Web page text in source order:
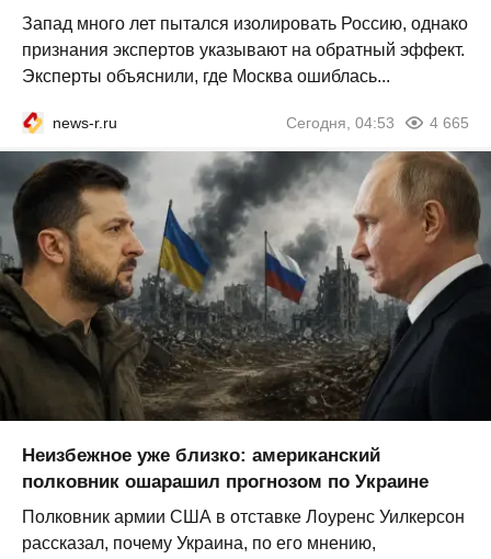
Запад много лет пытался изолировать Россию, однако
признания экспертов указывают на обратный эффект.
Эксперты объяснили, где Москва ошиблась...
news-r.ru Сегодня, 04:53 4 665
Неизбежное уже близко: американский
полковник ошарашил прогнозом по Украине
Полковник армии США в отставке Лоуренс Уилкерсон
рассказал, почему Украина, по его мнению,